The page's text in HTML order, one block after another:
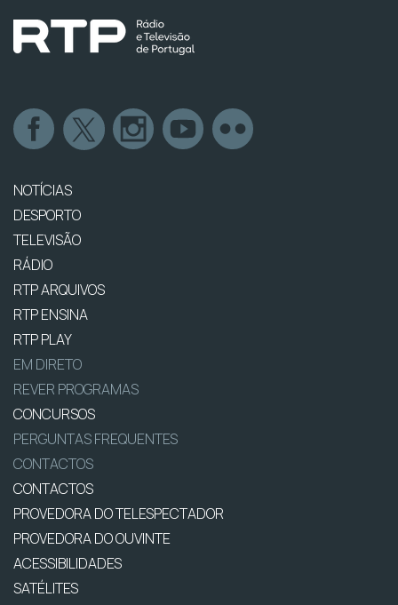
NOTÍCIAS
DESPORTO
TELEVISÃO
RÁDIO
RTP ARQUIVOS
RTP ENSINA
RTP PLAY
EM DIRETO
REVER PROGRAMAS
CONCURSOS
PERGUNTAS FREQUENTES
CONTACTOS
CONTACTOS
PROVEDORA DO TELESPECTADOR
PROVEDORA DO OUVINTE
ACESSIBILIDADES
SATÉLITES